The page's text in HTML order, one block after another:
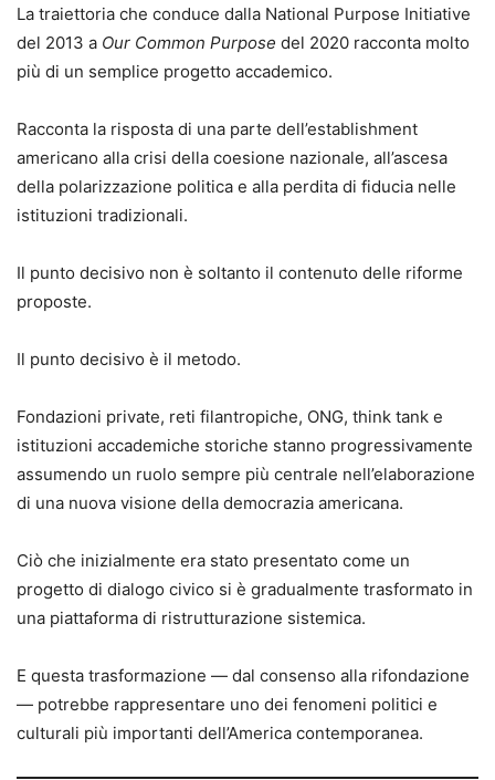
La traiettoria che conduce dalla National Purpose Initiative
del 2013 a Our Common Purpose del 2020 racconta molto
più di un semplice progetto accademico.
Racconta la risposta di una parte dell’establishment
americano alla crisi della coesione nazionale, all’ascesa
della polarizzazione politica e alla perdita di fiducia nelle
istituzioni tradizionali.
Il punto decisivo non è soltanto il contenuto delle riforme
proposte.
Il punto decisivo è il metodo.
Fondazioni private, reti filantropiche, ONG, think tank e
istituzioni accademiche storiche stanno progressivamente
assumendo un ruolo sempre più centrale nell’elaborazione
di una nuova visione della democrazia americana.
Ciò che inizialmente era stato presentato come un
progetto di dialogo civico si è gradualmente trasformato in
una piattaforma di ristrutturazione sistemica.
E questa trasformazione — dal consenso alla rifondazione
— potrebbe rappresentare uno dei fenomeni politici e
culturali più importanti dell’America contemporanea.